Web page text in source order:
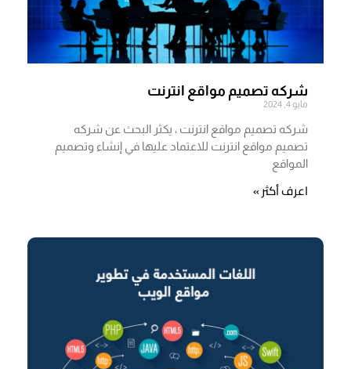
شركه تصميم مواقع انترنت
مايو 4, 2024
شركه تصميم مواقع انترنت ، يكثر البحث عن شركه
تصميم مواقع انترنت للاعتماد عليها في إنشاء وتصميم
المواقع
اعرف أكثر »